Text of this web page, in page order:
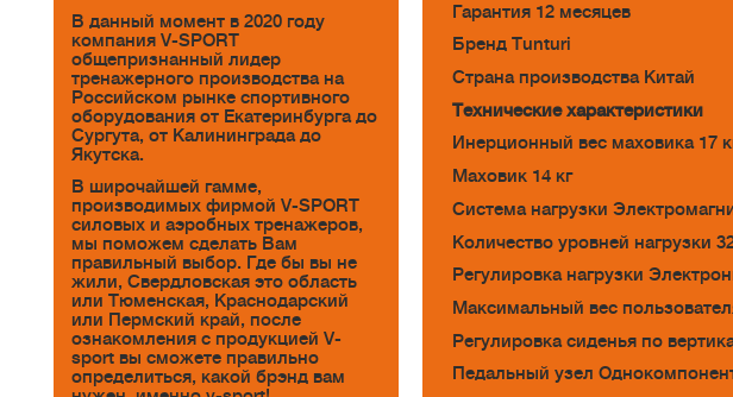
В данный момент в 2020 году
компания V-SPORT
общепризнанный лидер
тренажерного производства на
Российском рынке спортивного
оборудования от Екатеринбурга до
Сургута, от Калининграда до
Якутска.
В широчайшей гамме,
производимых фирмой V-SPORT
силовых и аэробных тренажеров,
мы поможем сделать Вам
правильный выбор. Где бы вы не
жили, Свердловская это область
или Тюменская, Краснодарский
или Пермский край, после
ознакомления с продукцией V-
sport вы сможете правильно
определиться, какой брэнд вам
Гарантия 12 месяцев
Бренд Tunturi
Страна производства Китай
Технические характеристики
Инерционный вес маховика 17
Маховик 14 кг
Система нагрузки
Количество уровней нагрузки
Регулировка нагрузки
Максимальный вес
Регулировка сиденья по
Педальный узел